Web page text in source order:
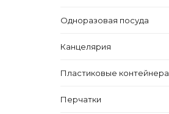
Одноразовая посуда
Канцелярия
Пластиковые контейнера
Перчатки